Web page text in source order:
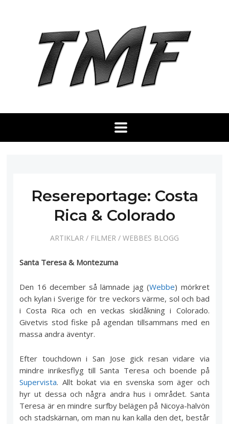
Resereportage: Costa
Rica & Colorado
ARTIKLAR / FILMER / WEBBES BLOGG
Santa Teresa & Montezuma
Den 16 december så lämnade jag (Webbe) mörkret
och kylan i Sverige för tre veckors värme, sol och bad
i Costa Rica och en veckas skidåkning i Colorado.
Givetvis stod fiske på agendan tillsammans med en
massa andra äventyr.
Efter touchdown i San Jose gick resan vidare via
mindre inrikesflyg till Santa Teresa och boende på
Supervista. Allt bokat via en svenska som äger och
hyr ut dessa och några andra hus i området. Santa
Teresa är en mindre surfby belägen på Nicoya-halvön
och stadskärnan, om man nu kan kalla den det, består